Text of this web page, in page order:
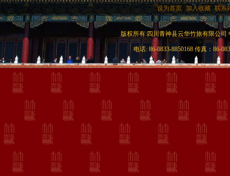
|设为首页 加入收藏| 联系
版权所有:四川青神县云华竹旅有限公司
电话: 86-0833-8850168 传真：86-